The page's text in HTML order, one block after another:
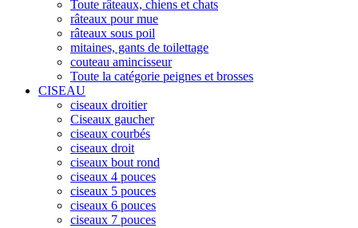
Toute râteaux, chiens et chats
râteaux pour mue
râteaux sous poil
mitaines, gants de toilettage
couteau amincisseur
Toute la catégorie peignes et brosses
CISEAU
ciseaux droitier
Ciseaux gaucher
ciseaux courbés
ciseaux droit
ciseaux bout rond
ciseaux 4 pouces
ciseaux 5 pouces
ciseaux 6 pouces
ciseaux 7 pouces